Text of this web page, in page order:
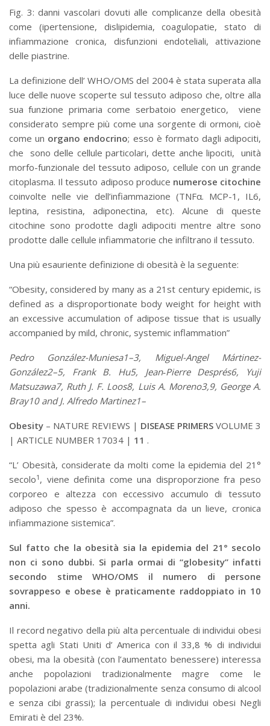
Fig. 3: danni vascolari dovuti alle complicanze della obesità
come (ipertensione, dislipidemia, coagulopatie, stato di
infiammazione cronica, disfunzioni endoteliali, attivazione
delle piastrine.
La definizione dell’ WHO/OMS del 2004 è stata superata alla
luce delle nuove scoperte sul tessuto adiposo che, oltre alla
sua funzione primaria come serbatoio energetico, viene
considerato sempre più come una sorgente di ormoni, cioè
come un organo endocrino; esso è formato dagli adipociti,
che sono delle cellule particolari, dette anche lipociti, unità
morfo-funzionale del tessuto adiposo, cellule con un grande
citoplasma. Il tessuto adiposo produce numerose citochine
coinvolte nelle vie dell’infiammazione (TNFα. MCP-1, IL6,
leptina, resistina, adiponectina, etc). Alcune di queste
citochine sono prodotte dagli adipociti mentre altre sono
prodotte dalle cellule infiammatorie che infiltrano il tessuto.
Una più esauriente definizione di obesità è la seguente:
“Obesity, considered by many as a 21st century epidemic, is
defined as a disproportionate body weight for height with
an excessive accumulation of adipose tissue that is usually
accompanied by mild, chronic, systemic inflammation”
Pedro González-Muniesa1–3, Miguel-Angel Mártinez-
González2–5, Frank B. Hu5, Jean‑Pierre Després6, Yuji
Matsuzawa7, Ruth J. F. Loos8, Luis A. Moreno3,9, George A.
Bray10 and J. Alfredo Martinez1–
Obesity – NATURE REVIEWS | DISEASE PRIMERS VOLUME 3
| ARTICLE NUMBER 17034 | 11 .
“L’ Obesità, considerate da molti come la epidemia del 21°
secolo1 , viene definita come una disproporzione fra peso
corporeo e altezza con eccessivo accumulo di tessuto
adiposo che spesso è accompagnata da un lieve, cronica
infiammazione sistemica”.
Sul fatto che la obesità sia la epidemia del 21° secolo
non ci sono dubbi. Si parla ormai di “globesity” infatti
secondo stime WHO/OMS il numero di persone
sovrappeso e obese è praticamente raddoppiato in 10
anni.
Il record negativo della più alta percentuale di individui obesi
spetta agli Stati Uniti d’ America con il 33,8 % di individui
obesi, ma la obesità (con l’aumentato benessere) interessa
anche popolazioni tradizionalmente magre come le
popolazioni arabe (tradizionalmente senza consumo di alcool
e senza cibi grassi); la percentuale di individui obesi Negli
Emirati è del 23%.